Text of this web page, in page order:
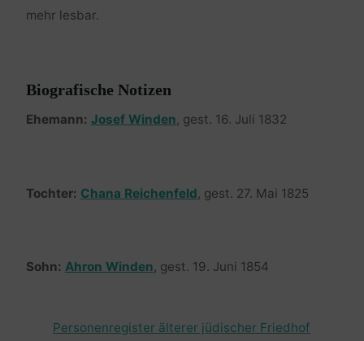
mehr lesbar.
Biografische Notizen
Ehemann: Josef Winden, gest. 16. Juli 1832
Tochter: Chana Reichenfeld, gest. 27. Mai 1825
Sohn: Ahron Winden, gest. 19. Juni 1854
Personenregister älterer jüdischer Friedhof